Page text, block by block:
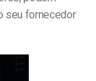
seu fornecedor